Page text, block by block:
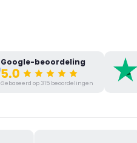
Google-beoordeling
Gebaseerd op 315 beoordelingen